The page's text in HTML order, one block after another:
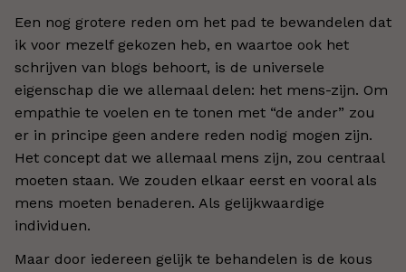
Een nog grotere reden om het pad te bewandelen dat
ik voor mezelf gekozen heb, en waartoe ook het
schrijven van blogs behoort, is de universele
eigenschap die we allemaal delen: het mens-zijn. Om
empathie te voelen en te tonen met “de ander” zou
er in principe geen andere reden nodig mogen zijn.
Het concept dat we allemaal mens zijn, zou centraal
moeten staan. We zouden elkaar eerst en vooral als
mens moeten benaderen. Als gelijkwaardige
individuen.
Maar door iedereen gelijk te behandelen is de kous